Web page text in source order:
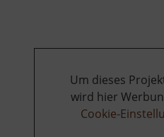
Um dieses
wird hier
Cookie-